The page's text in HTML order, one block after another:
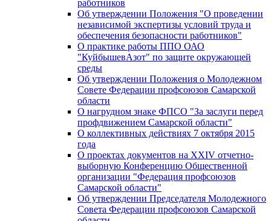
работников
Об утверждении Положения "О проведении
независимой экспертизы условий труда и
обеспечения безопасности работников"
О практике работы ППО ОАО
"КуйбышевАзот" по защите окружающей
среды
Об утверждении Положения о Молодежном
Совете Федерации профсоюзов Самарской
области
О нагрудном знаке ФПСО "За заслуги перед
профдвижением Самарской области"
О коллективных действиях 7 октября 2015
года
О проектах документов на XXIV отчетно-
выборную Конференцию Общественной
организации "Федерация профсоюзов
Самарской области"
Об утверждении Председателя Молодежного
Совета Федерации профсоюзов Самарской